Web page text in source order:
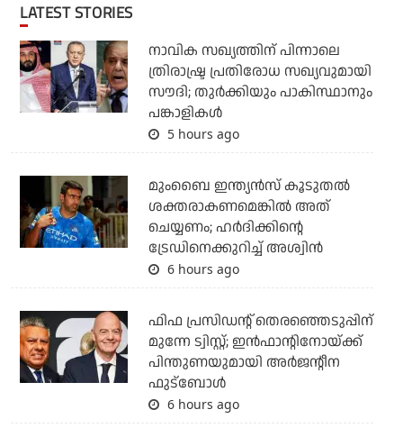
LATEST STORIES
നാവിക സഖ്യത്തിന് പിന്നാലെ
ത്രിരാഷ്ട്ര പ്രതിരോധ സഖ്യവുമായി
സൗദി; തുര്‍ക്കിയും പാകിസ്ഥാനും
പങ്കാളികള്‍
5 hours ago
മുംബൈ ഇന്ത്യന്‍സ് കൂടുതല്‍
ശക്തരാകണമെങ്കില്‍ അത്
ചെയ്യണം; ഹര്‍ദിക്കിന്റെ
ട്രേഡിനെക്കുറിച്ച് അശ്വിന്‍
6 hours ago
ഫിഫ പ്രസിഡന്റ് തെരഞ്ഞെടുപ്പിന്
മുന്നേ ട്വിസ്റ്റ്; ഇന്‍ഫാന്റിനോയ്ക്ക്
പിന്തുണയുമായി അര്‍ജന്റീന
ഫുട്‌ബോള്‍
6 hours ago